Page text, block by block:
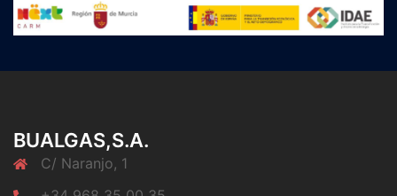
BUALGAS,S.A.
C/ Naranjo, 1